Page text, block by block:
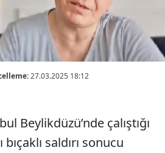
27.03.2025 18:12
Beylikdüzü’nde çalıştığı
saldırı sonucu